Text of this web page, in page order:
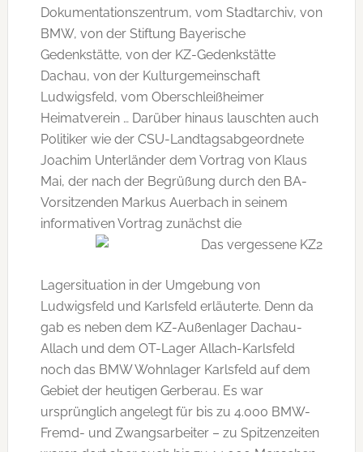
Dokumentationszentrum, vom Stadtarchiv, von
BMW, von der Stiftung Bayerische
Gedenkstätte, von der KZ-Gedenkstätte
Dachau, von der Kulturgemeinschaft
Ludwigsfeld, vom Oberschleißheimer
Heimatverein … Darüber hinaus lauschten auch
Politiker wie der CSU-Landtagsabgeordnete
Joachim Unterländer dem Vortrag von Klaus
Mai, der nach der Begrüßung durch den BA-
Vorsitzenden Markus Auerbach in seinem
informativen Vortrag zunächst die
Lagersituation in der Umgebung von
Ludwigsfeld und Karlsfeld erläuterte. Denn da
gab es neben dem KZ-Außenlager Dachau-
Allach und dem OT-Lager Allach-Karlsfeld
noch das BMW Wohnlager Karlsfeld auf dem
Gebiet der heutigen Gerberau. Es war
ursprünglich angelegt für bis zu 4.000 BMW-
Fremd- und Zwangsarbeiter – zu Spitzenzeiten